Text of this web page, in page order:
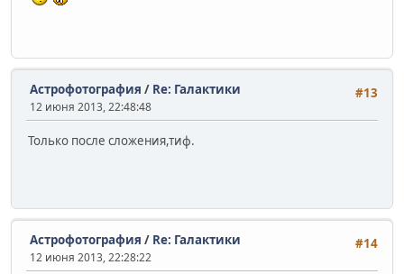
#13
Астрофотография / Re: Галактики
12 июня 2013, 22:48:48
Только после сложения,тиф.
#14
Астрофотография / Re: Галактики
12 июня 2013, 22:28:22